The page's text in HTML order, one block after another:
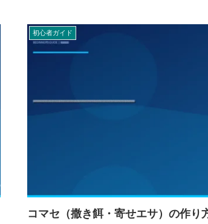
初心者ガイド
コマセ（撒き餌・寄せエサ）の作り